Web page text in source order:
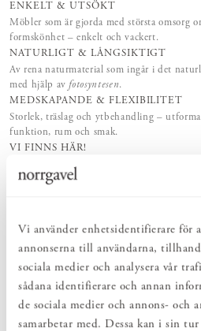
Vi använder enhetsidentifierare för
annonserna till användarna,
sociala medier och analysera vår
sådana identifierare och annan
de sociala medier och annons- och
samarbetar med. Dessa kan i sin
ENKELT & UTSÖKT
Möbler som är gjorda med största omsorg
formskönhet – enkelt och vackert.
NATURLIGT & LÅNGSIKTIGT
Av rena naturmaterial som ingår i det
med hjälp av fotosyntesen.
MEDSKAPANDE & FLEXIBILITET
Storlek, träslag och ytbehandling –
funktion, rum och smak.
VI FINNS HÄR!
Vår kunniga butikspersonal och kundtjänst
före, under och efter ditt köp.
– för livslång kärlek.
PRODUKTBESKRIVNING
Precis som namnet antyder är
Sparring väggskenor eller hängskenor,